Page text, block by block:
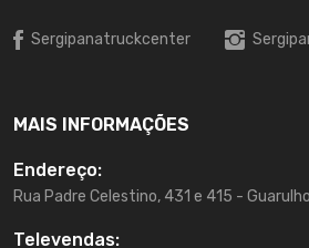
Sergipanatruckcenter
MAIS INFORMAÇÕES
Endereço:
Rua Padre Celestino, 431 e 415 -
Televendas: